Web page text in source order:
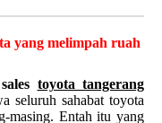
yang melimpah ruah
sales toyota tangerang
seluruh sahabat toyota
masing. Entah itu yang